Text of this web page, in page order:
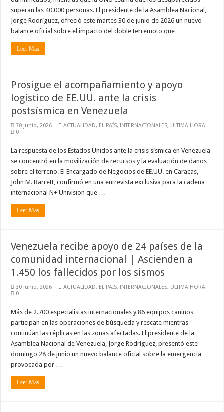
superan las 40.000 personas. El presidente de la Asamblea Nacional,
Jorge Rodríguez, ofreció este martes 30 de junio de 2026 un nuevo
balance oficial sobre el impacto del doble terremoto que …
Leer Mas
Prosigue el acompañamiento y apoyo
logístico de EE.UU. ante la crisis
postsísmica en Venezuela
30 junio, 2026 ACTUALIDAD, EL PAÍS,INTERNACIONALES, ULTIMA HORA
0
La respuesta de los Estados Unidos ante la crisis sísmica en Venezuela
se concentró en la movilización de recursos y la evaluación de daños
sobre el terreno. El Encargado de Negocios de EE.UU. en Caracas,
John M. Barrett, confirmó en una entrevista exclusiva para la cadena
internacional N+ Univision que …
Leer Mas
Venezuela recibe apoyo de 24 países de la
comunidad internacional | Ascienden a
1.450 los fallecidos por los sismos
30 junio, 2026 ACTUALIDAD, EL PAÍS,INTERNACIONALES, ULTIMA HORA
0
Más de 2.700 especialistas internacionales y 86 equipos caninos
participan en las operaciones de búsqueda y rescate mientras
continúan las réplicas en las zonas afectadas. El presidente de la
Asamblea Nacional de Venezuela, Jorge Rodríguez, presentó este
domingo 28 de junio un nuevo balance oficial sobre la emergencia
provocada por …
Leer Mas